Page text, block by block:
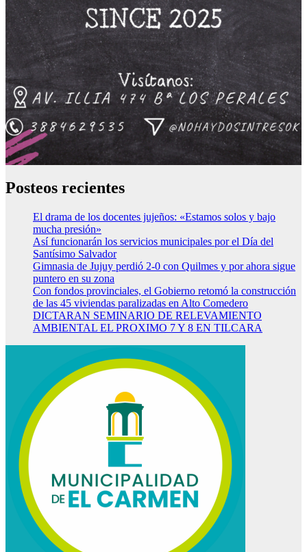
Posteos recientes
El drama de los docentes jujeños: «Estamos solos y bajo
mucha presión»
Así funcionarán los servicios municipales por el Día del
Santísimo Salvador
Gimnasia de Jujuy perdió 2-0 con Quilmes y por ahora sigue
puntero en su zona
Con fondos provinciales, el Gobierno retomó la construcción
de las 45 viviendas paralizadas en Alto Comedero
DICTARAN SEMINARIO DE RELEVAMIENTO
AMBIENTAL EL PROXIMO 7 Y 8 EN TILCARA